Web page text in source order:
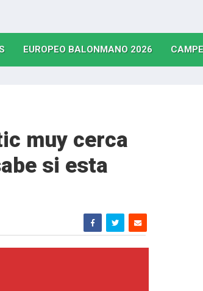
(CURRENT)
EUROPEO BALONMANO 2026(CURRENT)
muy cerca
si esta